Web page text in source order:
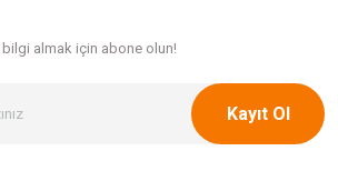
bilgi almak için abone olun!
Kayıt Ol